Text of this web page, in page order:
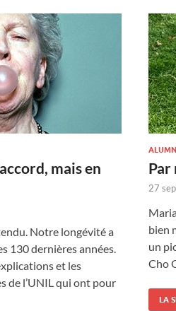
mais en
Notre longévité a
130 dernières années.
et les
de l’UNIL qui ont pour
Par
27
bien
un
Cho
LA